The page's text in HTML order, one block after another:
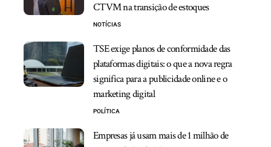
CTVM na transição de estoques
NOTÍCIAS
TSE exige planos de conformidade das
plataformas digitais: o que a nova regra
significa para a publicidade online e o
marketing digital
POLÍTICA
Empresas já usam mais de 1 milhão de